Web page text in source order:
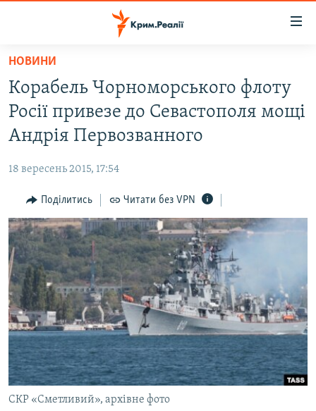
Перейти
основного
матеріалу
Перейти
до
основної
навігації
Перейти
до
пошуку
НОВИНИ
ВОДА.КРИМ
ВІДЕО ТА ФОТО
БЛОГИ
ПОГЛЯД
ІНТЕРВ'Ю
ВСЕ ЗА ДЕНЬ
СПЕЦПРОЕКТИ
ДЕПОРТАЦІЯ
ВІДЕОУРОКИ «ELIFBE»
СВІДЧЕННЯ ОКУПАЦІЇ
УКРАЇНСЬКА ПРОБЛЕМА КРИМУ
ІНФОГРАФІКА
ЯК ОБІЙТИ БЛОКУВАННЯ
Русский
Qırımtatar
ДОЛУЧАЙСЯ!
НОВИНИ
Корабель Чорноморського флоту
Росії привезе до Севастополя мощі
Андрія Первозванного
18 вересень 2015, 17:54
Поділитись Читати без VPN
СКР «Сметливий», архівне фото